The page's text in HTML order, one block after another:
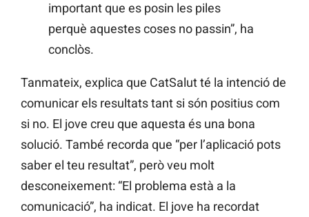
important que es posin les piles
perquè aquestes coses no passin”, ha
conclòs.
Tanmateix, explica que CatSalut té la intenció de
comunicar els resultats tant si són positius com
si no. El jove creu que aquesta és una bona
solució. També recorda que “per l’aplicació pots
saber el teu resultat”, però veu molt
desconeixement: “El problema està a la
comunicació”, ha indicat. El jove ha recordat